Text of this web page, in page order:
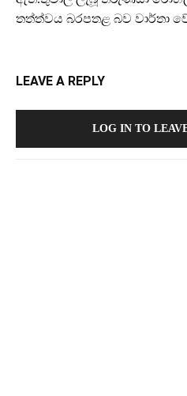
තත්ත්වය බරපතළ බව වාර්තා
LEAVE A REPLY
LOG IN TO